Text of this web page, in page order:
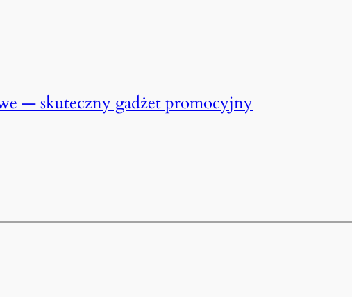
— skuteczny gadżet promocyjny